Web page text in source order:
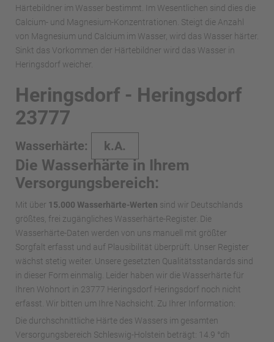
Härtebildner im Wasser bestimmt. Im Wesentlichen sind dies die
Calcium- und Magnesium-Konzentrationen. Steigt die Anzahl
von Magnesium und Calcium im Wasser, wird das Wasser härter.
Sinkt das Vorkommen der Härtebildner wird das Wasser in
Heringsdorf weicher.
Heringsdorf - Heringsdorf
23777
Wasserhärte: k.A.
Die Wasserhärte in Ihrem
Versorgungsbereich:
Mit über 15.000 Wasserhärte-Werten sind wir Deutschlands
größtes, frei zugängliches Wasserhärte-Register. Die
Wasserhärte-Daten werden von uns manuell mit größter
Sorgfalt erfasst und auf Plausibilität überprüft. Unser Register
wächst stetig weiter. Unsere gesetzten Qualitätsstandards sind
in dieser Form einmalig. Leider haben wir die Wasserhärte für
Ihren Wohnort in 23777 Heringsdorf Heringsdorf noch nicht
erfasst. Wir bitten um Ihre Nachsicht. Zu Ihrer Information:
Die durchschnittliche Härte des Wassers im gesamten
Versorgungsbereich Schleswig-Holstein beträgt: 14.9 °dh